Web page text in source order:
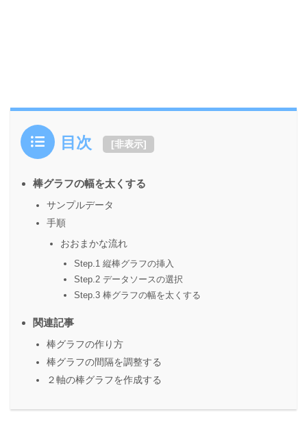
目次 [非表示]
棒グラフの幅を太くする
サンプルデータ
手順
おおまかな流れ
Step.1 縦棒グラフの挿入
Step.2 データソースの選択
Step.3 棒グラフの幅を太くする
関連記事
棒グラフの作り方
棒グラフの間隔を調整する
２軸の棒グラフを作成する